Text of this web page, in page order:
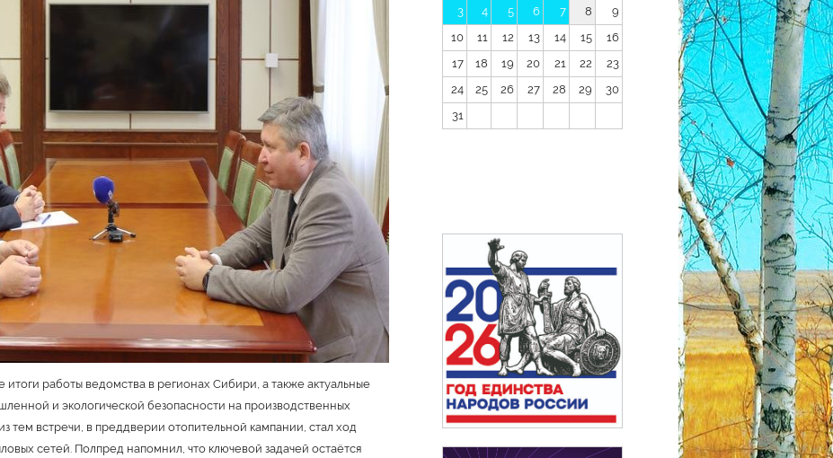
работы ведомства в регионах Сибири, а также актуальные
и экологической безопасности на производственных
тем встречи, в преддверии отопительной кампании, стал ход
сетей. Полпред напомнил, что ключевой задачей остаётся
3
4 5 6 7 8
9
10
11 12 13 14 15
16
17
18 19 20 21 22
23
24
25 26 27 28 29
30
31